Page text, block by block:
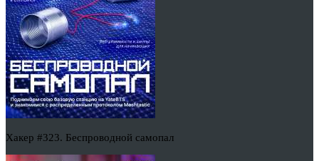
Хакер #323. Беспроводной самопал